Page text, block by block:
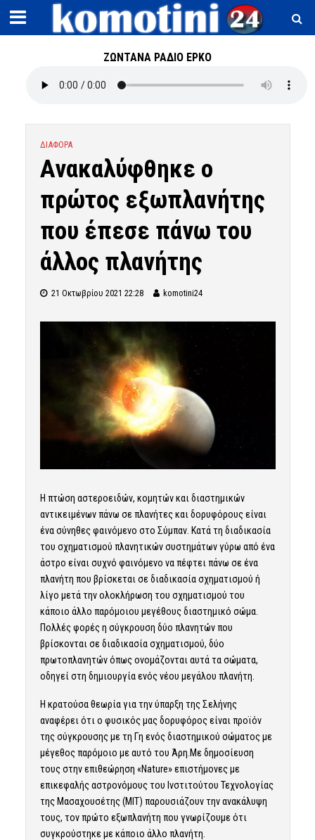
ΖΩΝΤΑΝΑ ΡΑΔΙΟ ΕΡΚΟ
ΔΙΑΦΟΡΑ
Ανακαλύφθηκε ο
πρώτος εξωπλανήτης
που έπεσε πάνω του
άλλος πλανήτης
21 Οκτωβρίου 2021 22:28 komotini24
Η πτώση αστεροειδών, κομητών και διαστημικών
αντικειμένων πάνω σε πλανήτες και δορυφόρους είναι
ένα σύνηθες φαινόμενο στο Σύμπαν. Κατά τη διαδικασία
του σχηματισμού πλανητικών συστημάτων γύρω από ένα
άστρο είναι συχνό φαινόμενο να πέφτει πάνω σε ένα
πλανήτη που βρίσκεται σε διαδικασία σχηματισμού ή
λίγο μετά την ολοκλήρωση του σχηματισμού του
κάποιο άλλο παρόμοιου μεγέθους διαστημικό σώμα.
Πολλές φορές η σύγκρουση δύο πλανητών που
βρίσκονται σε διαδικασία σχηματισμού, δύο
πρωτοπλανητών όπως ονομάζονται αυτά τα σώματα,
οδηγεί στη δημιουργία ενός νέου μεγάλου πλανήτη.
Η κρατούσα θεωρία για την ύπαρξη της Σελήνης
αναφέρει ότι ο φυσικός μας δορυφόρος είναι προϊόν
της σύγκρουσης με τη Γη ενός διαστημικού σώματος με
μέγεθος παρόμοιο με αυτό του Άρη.Με δημοσίευση
τους στην επιθεώρηση «Nature» επιστήμονες με
επικεφαλής αστρονόμους του Ινστιτούτου Τεχνολογίας
της Μασαχουσέτης (ΜΙΤ) παρουσιάζουν την ανακάλυψη
τους, τον πρώτο εξωπλανήτη που γνωρίζουμε ότι
συγκρούστηκε με κάποιο άλλο πλανήτη.